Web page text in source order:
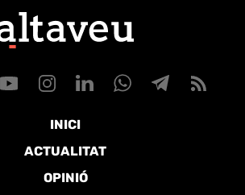
INICI
ACTUALITAT
OPINIÓ